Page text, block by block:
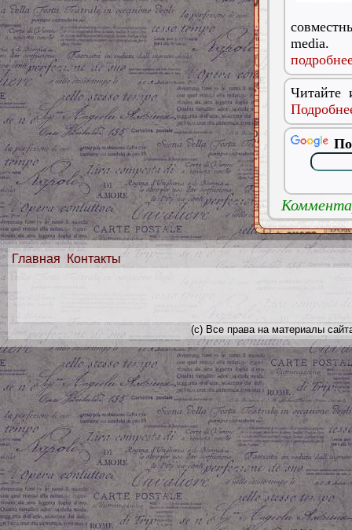
media.
Читайте
Главная Контакты
(с) Все права на материалы